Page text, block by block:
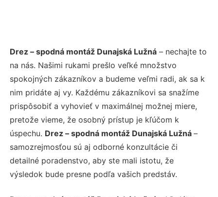
Drez – spodná montáž Dunajská Lužná – nechajte to
na nás. Našimi rukami prešlo veľké množstvo
spokojných zákazníkov a budeme veľmi radi, ak sa k
nim pridáte aj vy. Každému zákazníkovi sa snažíme
prispôsobiť a vyhovieť v maximálnej možnej miere,
pretože vieme, že osobný prístup je kľúčom k
úspechu. Drez – spodná montáž Dunajská Lužná –
samozrejmosťou sú aj odborné konzultácie či
detailné poradenstvo, aby ste mali istotu, že
výsledok bude presne podľa vašich predstáv.